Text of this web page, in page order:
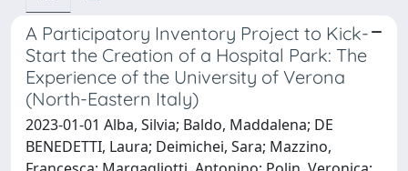
A Participatory Inventory Project to Kick-
Start the Creation of a Hospital Park: The
Experience of the University of Verona
(North-Eastern Italy)
2023-01-01 Alba, Silvia; Baldo, Maddalena; DE
BENEDETTI, Laura; Deimichei, Sara; Mazzino,